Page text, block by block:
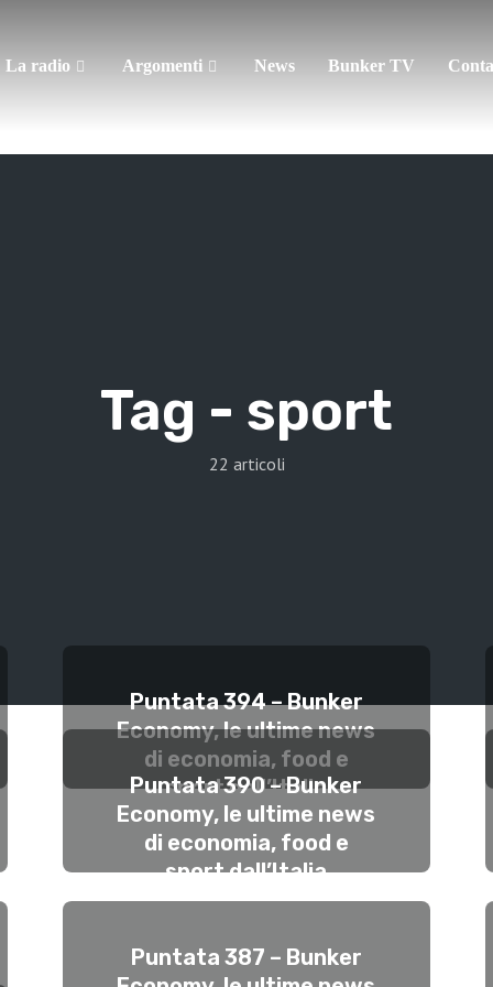
La radio Argomenti News Bunker TV
Tag - sport
22 articoli
Puntata 394 – Bunker
Economy, le ultime news
di economia, food e
sport dall’Italia
#23giugno
GIUGNO 23, 2025
Puntata 390 – Bunker
Economy, le ultime news
di economia, food e
sport dall’Italia
#26maggio
Puntata 387 – Bunker